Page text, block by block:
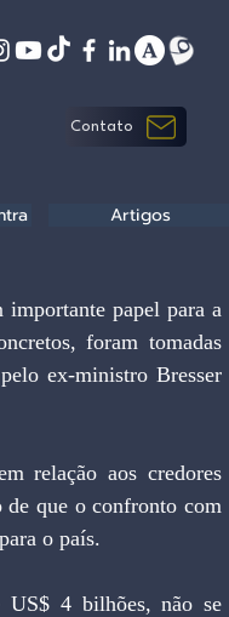
Contato
importante papel para a
foram tomadas
ex-ministro Bresser
relação aos credores
de que o confronto com
o país.
US$ 4 bilhões, não se
Artigos